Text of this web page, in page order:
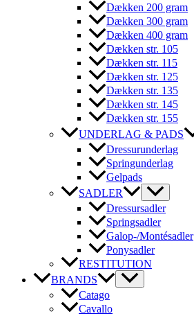
Dækken 200 gram
Dækken 300 gram
Dækken 400 gram
Dækken str. 105
Dækken str. 115
Dækken str. 125
Dækken str. 135
Dækken str. 145
Dækken str. 155
UNDERLAG & PADS
Dressurunderlag
Springunderlag
Gelpads
SADLER
Dressursadler
Springsadler
Galop-/Montésadler
Ponysadler
RESTITUTION
BRANDS
Catago
Cavallo